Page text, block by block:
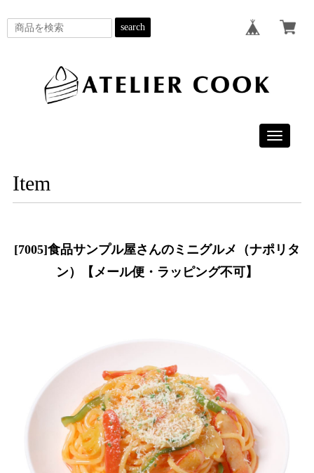
search
Toggle
Item
[7005]食品サンプル屋さんのミニグルメ（ナポリタ
ン）【メール便・ラッピング不可】